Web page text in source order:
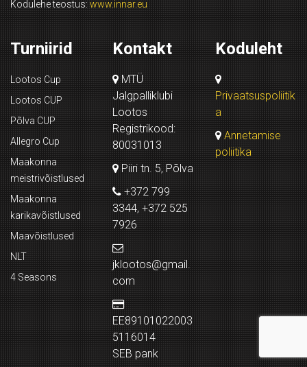
Kodulehe teostus: www.innar.eu
Turniirid
Lootos Cup
Lootos CUP
Põlva CUP
Allegro Cup
Maakonna
meistrivõistlused
Maakonna
karikavõistlused
Maavõistlused
NLT
4 Seasons
Kontakt
MTÜ
Jalgpalliklubi
Lootos
Registrikood:
80031013
Piiri tn. 5, Põlva
+372 799
3344, +372 525
7926
jklootos@gmail.
com
EE89101022003
5116014
SEB pank
Koduleht
Privaatsuspoliitik
a
Annetamise
poliitika